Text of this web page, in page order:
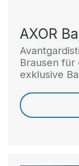
AXOR
Brausen für
exklusive